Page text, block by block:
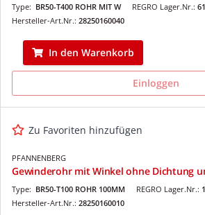
REGRO Lager.Nr.:
Type: BR50-T400 ROHR MIT W
Hersteller-Art.Nr.: 28250160040
In den Warenkorb
Einloggen
Zu Favoriten hinzufügen
PFANNENBERG
Gewinderohr mit Winkel ohne Dichtung
REGRO Lager.Nr.:
Type: BR50-T100 ROHR 100MM
Hersteller-Art.Nr.: 28250160010